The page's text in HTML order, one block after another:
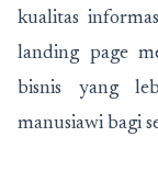
kualitas
landing page
bisnis yang
manusiawi bagi